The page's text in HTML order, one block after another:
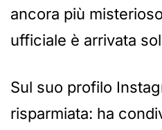
ancora più
ufficiale è arrivata
Sul suo profilo
risparmiata: ha